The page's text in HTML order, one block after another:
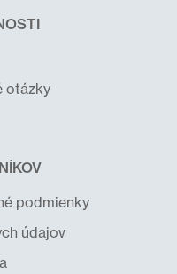
otázky
podmienky
údajov